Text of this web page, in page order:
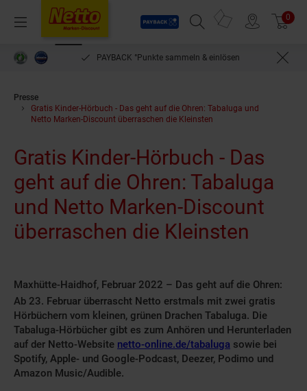
Menü
Payback
Suchfeld einblenden
Prospekte 0
PAYBACK °Punkte sammeln & einlösen
Presse
Gratis Kinder-Hörbuch - Das geht auf die Ohren: Tabaluga und
Netto Marken-Discount überraschen die Kleinsten
Gratis Kinder-Hörbuch - Das
geht auf die Ohren: Tabaluga
und Netto Marken-Discount
überraschen die Kleinsten
Maxhütte-Haidhof, Februar 2022 – Das geht auf die Ohren:
Ab 23. Februar überrascht Netto erstmals mit zwei gratis
Hörbüchern vom kleinen, grünen Drachen Tabaluga. Die
Tabaluga-Hörbücher gibt es zum Anhören und Herunterladen
auf der Netto-Website netto-online.de/tabaluga sowie bei
Spotify, Apple- und Google-Podcast, Deezer, Podimo und
Amazon Music/Audible.